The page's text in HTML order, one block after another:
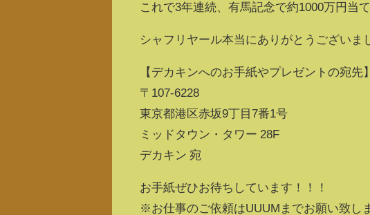
これで3年連続、有馬記念で約1000万円当
シャフリヤール本当にありがとうございま
【デカキンへのお手紙やプレゼントの宛先】
〒107-6228
東京都港区赤坂9丁目7番1号
ミッドタウン・タワー 28F
デカキン 宛
お手紙ぜひお待ちしています！！！
※お仕事のご依頼はUUUMまでお願い致し